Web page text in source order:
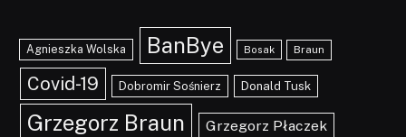
Agnieszka Wolska BanBye Bosak Braun
Covid-19 Dobromir Sośnierz Donald Tusk
Grzegorz Braun Grzegorz Płaczek